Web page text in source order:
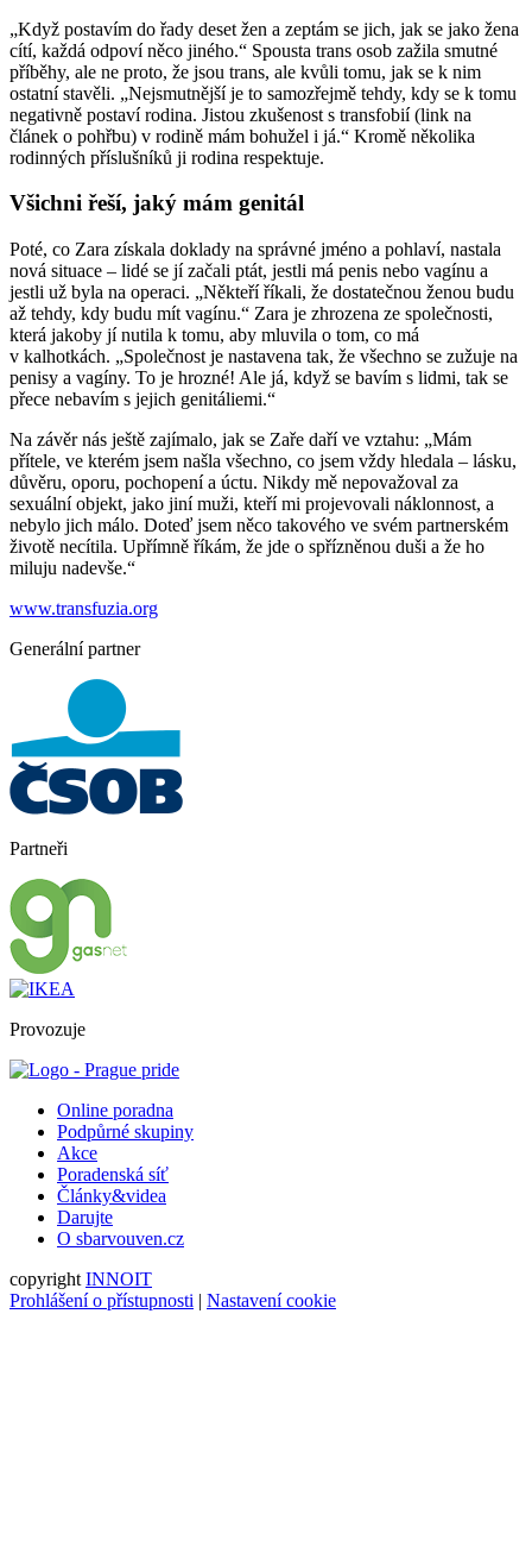
„Když postavím do řady deset žen a zeptám se jich, jak se jako žena
cítí, každá odpoví něco jiného.“ Spousta trans osob zažila smutné
příběhy, ale ne proto, že jsou trans, ale kvůli tomu, jak se k nim
ostatní stavěli. „Nejsmutnější je to samozřejmě tehdy, kdy se k tomu
negativně postaví rodina. Jistou zkušenost s transfobií (link na
článek o pohřbu) v rodině mám bohužel i já.“ Kromě několika
rodinných příslušníků ji rodina respektuje.
Všichni řeší, jaký mám genitál
Poté, co Zara získala doklady na správné jméno a pohlaví, nastala
nová situace – lidé se jí začali ptát, jestli má penis nebo vagínu a
jestli už byla na operaci. „Někteří říkali, že dostatečnou ženou budu
až tehdy, kdy budu mít vagínu.“ Zara je zhrozena ze společnosti,
která jakoby jí nutila k tomu, aby mluvila o tom, co má
v kalhotkách. „Společnost je nastavena tak, že všechno se zužuje na
penisy a vagíny. To je hrozné! Ale já, když se bavím s lidmi, tak se
přece nebavím s jejich genitáliemi.“
Na závěr nás ještě zajímalo, jak se Zaře daří ve vztahu: „Mám
přítele, ve kterém jsem našla všechno, co jsem vždy hledala – lásku,
důvěru, oporu, pochopení a úctu. Nikdy mě nepovažoval za
sexuální objekt, jako jiní muži, kteří mi projevovali náklonnost, a
nebylo jich málo. Doteď jsem něco takového ve svém partnerském
životě necítila. Upřímně říkám, že jde o spřízněnou duši a že ho
miluju nadevše.“
www.transfuzia.org
Generální partner
Partneři
Provozuje
Online poradna
Podpůrné skupiny
Akce
Poradenská síť
Články&videa
Darujte
O sbarvouven.cz
copyright INNOIT
Prohlášení o přístupnosti | Nastavení cookie